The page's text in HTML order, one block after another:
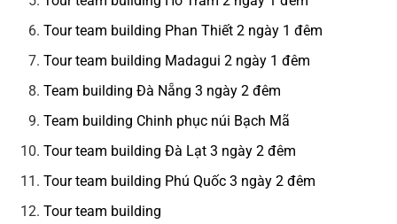
Tour team building Phan Thiết 2 ngày 1 đêm
Tour team building Madagui 2 ngày 1 đêm
Team building Đà Nẵng 3 ngày 2 đêm
Team building Chinh phục núi Bạch Mã
Tour team building Đà Lạt 3 ngày 2 đêm
Tour team building Phú Quốc 3 ngày 2 đêm
Tour team building